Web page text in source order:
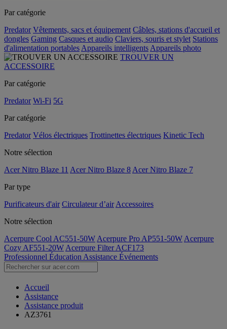
Par catégorie
Predator Vêtements, sacs et équipement Câbles, stations d'accueil et
dongles Gaming Casques et audio Claviers, souris et stylet Stations
d'alimentation portables Appareils intelligents Appareils photo
TROUVER UN
ACCESSOIRE
Par catégorie
Predator Wi-Fi 5G
Par catégorie
Predator Vélos électriques Trottinettes électriques Kinetic Tech
Notre sélection
Acer Nitro Blaze 11 Acer Nitro Blaze 8 Acer Nitro Blaze 7
Par type
Purificateurs d'air Circulateur d’air Accessoires
Notre sélection
Acerpure Cool AC551-50W Acerpure Pro AP551-50W Acerpure
Cozy AF551-20W Acerpure Filter ACF173
Professionnel Éducation Assistance Événements
Accueil
Assistance
Assistance produit
AZ3761